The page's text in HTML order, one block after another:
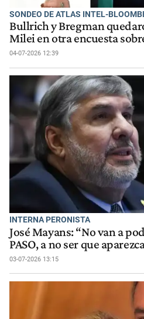
SONDEO DE ATLAS INTEL-
Bullrich y Bregman
Milei en otra encuesta
04-07-2026 12:39
INTERNA PERONISTA
José Mayans: “No van a
PASO, a no ser que
03-07-2026 13:15